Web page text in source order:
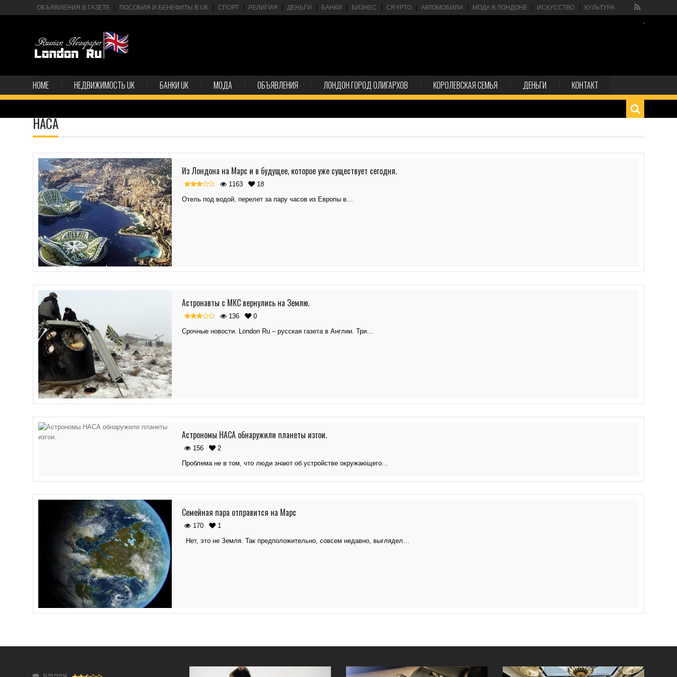
ОБЪЯВЛЕНИЯ В ГАЗЕТЕ ПОСОБИЯ И БЕНЕФИТЫ В UK СПОРТ РЕЛИГИЯ ДЕНЬГИ БАНКИ БИЗНЕС CRYPTO АВТОМОБИЛИ МОДА В ЛОНДОНЕ ИСКУССТВО КУЛЬТУРА
HOME НЕДВИЖИМОСТЬ UK БАНКИ UK МОДА ОБЪЯВЛЕНИЯ ЛОНДОН ГОРОД ОЛИГАРХОВ КОРОЛЕВСКАЯ СЕМЬЯ ДЕНЬГИ КОНТАКТ
НАСА
Из Лондона на Марс и в будущее, которое уже существует сегодня.
1163
18
Отель под водой, перелет за пару часов из Европы в…
Астронавты с МКС вернулись на Землю.
136
0
Срочные новости. London Ru – русская газета в Англии. Три…
Астрономы НАСА обнаружили планеты изгои.
156
2
Проблема не в том, что люди знают об устройстве окружающего…
Семейная пара отправится на Марс
170
1
Нет, это не Земля. Так предположительно, совсем недавно, выглядел…